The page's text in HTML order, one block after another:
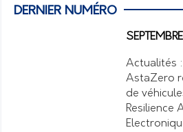
DERNIER NUMÉRO
Actualités
AstaZero
de
Resilience